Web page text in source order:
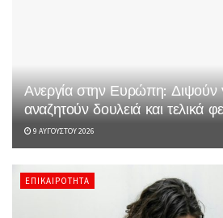
Ανεργία στην Ευρώπη: Διψούν
αναζητούν δουλειά και τελικά
9 ΑΥΓΟΎΣΤΟΥ 2026
ΕΠΙΚΑΙΡΌΤΗΤΑ